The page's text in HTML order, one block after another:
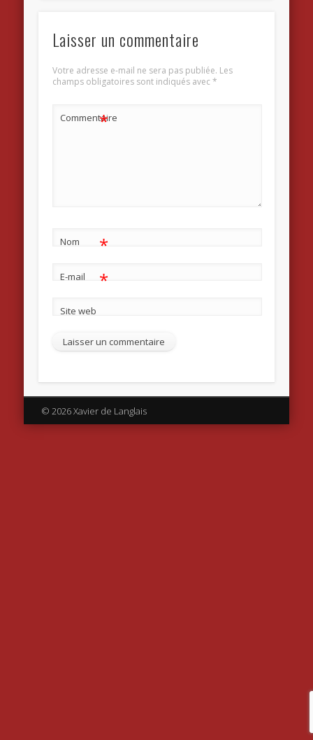
Laisser un commentaire
Votre adresse e-mail ne sera pas publiée. Les
champs obligatoires sont indiqués avec*
Commentaire
*
Nom *
E-mail *
Site web
© 2026 Xavier de Langlais